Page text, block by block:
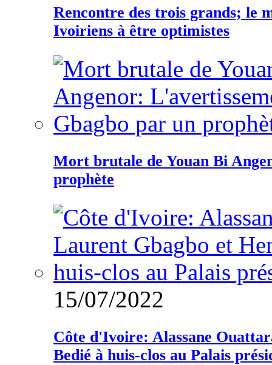
Rencontre des trois grands; le
Ivoiriens à être optimistes
Mort brutale de Youan Bi
prophète
15/07/2022
Côte d'Ivoire: Alassane
Bedié à huis-clos au Palais